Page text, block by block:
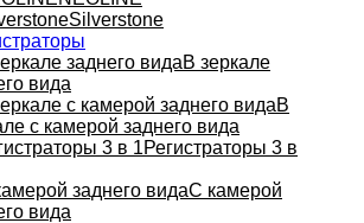
Silverstone
В зеркале
вида
В
с камерой заднего вида
Регистраторы 3 в
С камерой
вида